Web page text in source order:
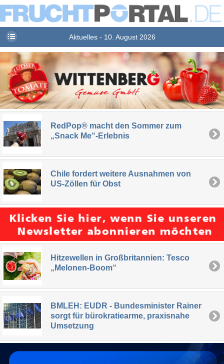
Aktuelles - 10. August 2026
RedPop® macht den Sommer zum
„Snack Me“-Erlebnis
Chile fordert weitere Ausnahmen von
US-Zöllen für Obst
Hitzewellen in Großbritannien: Tesco
„Melonen-Boom“
BMLEH: EUDR - Bundesminister Rainer
sorgt für bürokratiearme, praxisnahe
Umsetzung